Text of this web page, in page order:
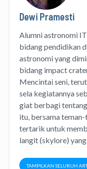
Dewi Pramesti
Alumni astronomi
bidang pendidikan
astronomi yang
bidang impact
Mencintai seni,
sela kegiatannya
giat berbagi
itu, bersama
tertarik untuk
langit (skylore)
TAMPILKAN SELURUH